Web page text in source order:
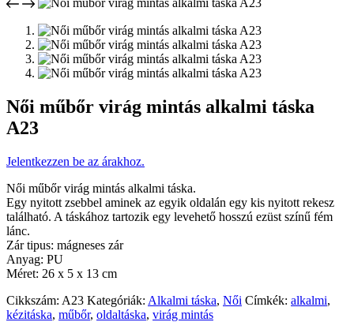
Női műbőr virág mintás alkalmi táska
A23
Jelentkezzen be az árakhoz.
Női műbőr virág mintás alkalmi táska.
Egy nyitott zsebbel aminek az egyik oldalán egy kis nyitott rekesz
található. A táskához tartozik egy levehető hosszú ezüst színű fém
lánc.
Zár tipus: mágneses zár
Anyag: PU
Méret: 26 x 5 x 13 cm
Cikkszám: A23 Kategóriák: Alkalmi táska, Női Címkék: alkalmi,
kézitáska, műbőr, oldaltáska, virág mintás